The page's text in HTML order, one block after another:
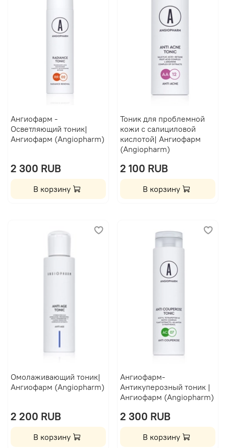
Ангиофарм -
Осветляющий тоник|
Ангиофарм (Angiopharm)
2 300 RUB
В корзину
Тоник для проблемной
кожи с салициловой
кислотой| Ангиофарм
(Angiopharm)
2 100 RUB
В корзину
Омолаживающий тоник|
Ангиофарм (Angiopharm)
2 200 RUB
В корзину
Ангиофарм-
Антикуперозный тоник |
Ангиофарм (Angiopharm)
2 300 RUB
В корзину